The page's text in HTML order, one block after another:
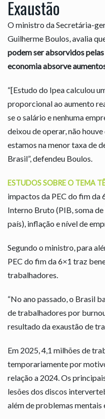
Exaustão
O ministro da Secretária-
Guilherme Boulos, avalia
podem ser absorvidos
economia absorve
“[Estudo do Ipea calculou
proporcional ao aumento
se o salário e nenhuma
deixou de operar, não
estamos na menor taxa de
Brasil”, defendeu Boulos.
ESTUDOS SOBRE O TEMA
impactos da PEC do fim da
Interno Bruto (PIB, soma
país), inflação e nível de
Segundo o ministro, para
PEC do fim da 6×1 traz
trabalhadores.
“No ano passado, o Brasil
de trabalhadores por
resultado da exaustão de
Em 2025, 4,1 milhões de
temporariamente por
relação a 2024. Os
lesões dos discos
além de problemas mentais